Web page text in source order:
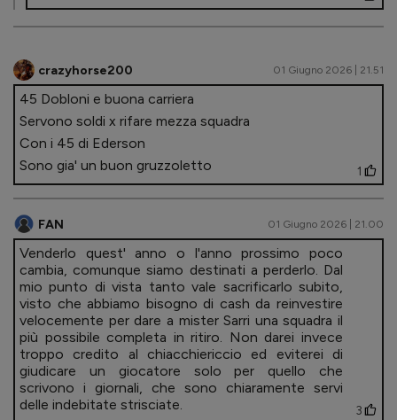
crazyhorse200 01 Giugno 2026 | 21.51
45 Dobloni e buona carriera
Servono soldi x rifare mezza squadra
Con i 45 di Ederson
Sono gia' un buon gruzzoletto
1
FAN 01 Giugno 2026 | 21.00
Venderlo quest' anno o l'anno prossimo poco
cambia, comunque siamo destinati a perderlo. Dal
mio punto di vista tanto vale sacrificarlo subito,
visto che abbiamo bisogno di cash da reinvestire
velocemente per dare a mister Sarri una squadra il
più possibile completa in ritiro. Non darei invece
troppo credito al chiacchiericcio ed eviterei di
giudicare un giocatore solo per quello che
scrivono i giornali, che sono chiaramente servi
delle indebitate strisciate.
3